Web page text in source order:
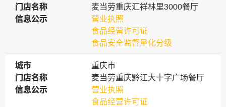
门店名称
门店名称
麦当劳重庆汇祥林里3000餐厅
信息公示
信息公示
营业执照
食品经营许可证
食品安全监督量化分级
城市
城市
重庆市
门店名称
门店名称
麦当劳重庆黔江大十字广场餐厅
信息公示
信息公示
营业执照
食品经营许可证